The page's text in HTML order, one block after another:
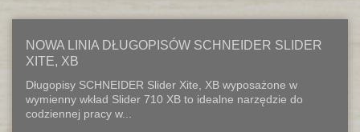
NOWA LINIA DŁUGOPISÓW SCHNEIDER SLIDER
XITE, XB
Długopisy SCHNEIDER Slider Xite, XB wyposażone w
wymienny wkład Slider 710 XB to idealne narzędzie do
codziennej pracy w...